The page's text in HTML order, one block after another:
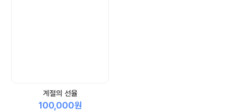
계절의 선율
100,000원